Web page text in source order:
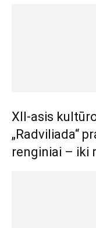
XII-asis
„Radviliada“
renginiai – iki